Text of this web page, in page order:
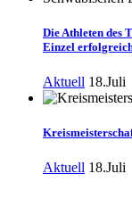
Die Athleten des
Einzel
Aktuell 18.Juli
Aktuell 18.Juli